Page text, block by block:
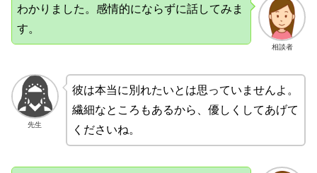
相談者
わかりました。感情的にならずに話してみま
す。
先生
彼は本当に別れたいとは思っていませんよ。
繊細なところもあるから、優しくしてあげて
くださいね。